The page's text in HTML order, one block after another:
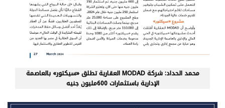
محمد الحداد: شركة MODAD العقارية تطلق «سيكتور» بالعاصمة
الإدارية باستثمارات 600مليون جنيه